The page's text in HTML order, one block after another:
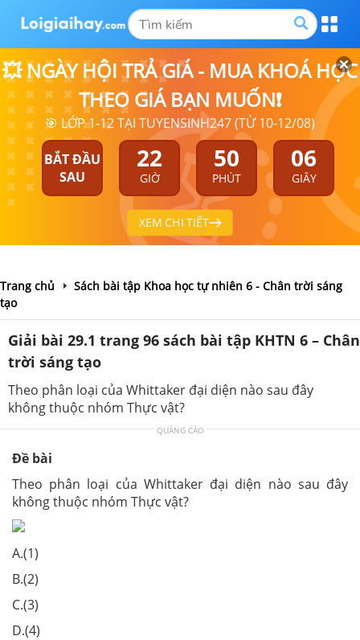
💥 NGÀY HỘI TRẢ GIÁ - MUA KHOÁ HỌC
THEO GIÁ BẠN MUỐN❗
🎯 LỚP 1-12 TẠI TUYENSINH247 (TỪ 10-12/08)
BẮT ĐẦU
SAU
22
GIỜ
50
PHÚT
05
GIÂY
XEM CHI TIẾT
Trang chủ
Sách bài tập Khoa học tự nhiên 6 - Chân trời sáng
tạo
Giải bài 29.1 trang 96 sách bài tập KHTN 6 – Chân
trời sáng tạo
Theo phân loại của Whittaker đại diện nào sau đây
không thuộc nhóm Thực vật?
QUẢNG CÁO
Đề bài
Theo phân loại của Whittaker đại diện nào sau đây
không thuộc nhóm Thực vật?
A.(1)
B.(2)
C.(3)
D.(4)